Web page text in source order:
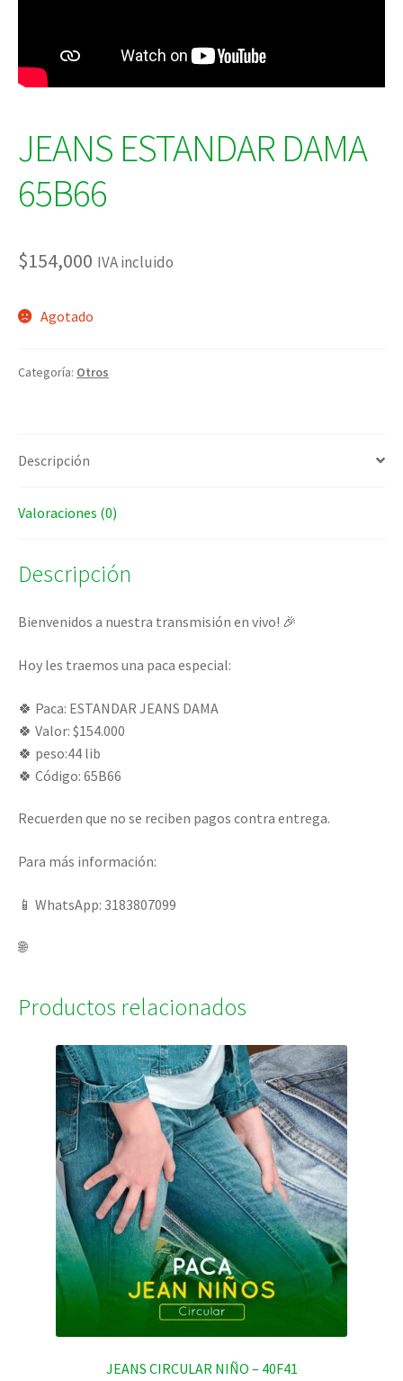
JEANS ESTANDAR DAMA
65B66
$154,000 IVA incluido
Agotado
Categoría: Otros
Descripción
Valoraciones (0)
Descripción
Bienvenidos a nuestra transmisión en vivo! 🎉
Hoy les traemos una paca especial:
🍀 Paca: ESTANDAR JEANS DAMA
🍀 Valor: $154.000
🍀 peso:44 lib
🍀 Código: 65B66
Recuerden que no se reciben pagos contra entrega.
Para más información:
📱 WhatsApp: 3183807099
🌐
Productos relacionados
JEANS CIRCULAR NIÑO – 40F41